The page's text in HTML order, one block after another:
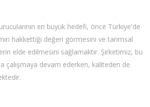
en büyük hedefi, önce Türkiye'de
hakkettiği değeri görmesini ve tarımsal
elde edilmesini sağlamaktır. Şirketimiz, bu
çalışmaya devam ederken, kaliteden de